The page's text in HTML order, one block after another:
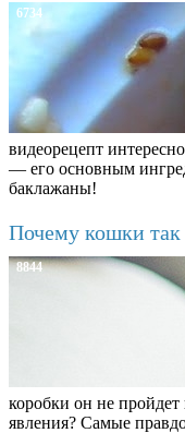
6734
видеорецепт
— его основным
баклажаны!
Почему кошки так
8844
коробки он не пройдет
явления? Самые